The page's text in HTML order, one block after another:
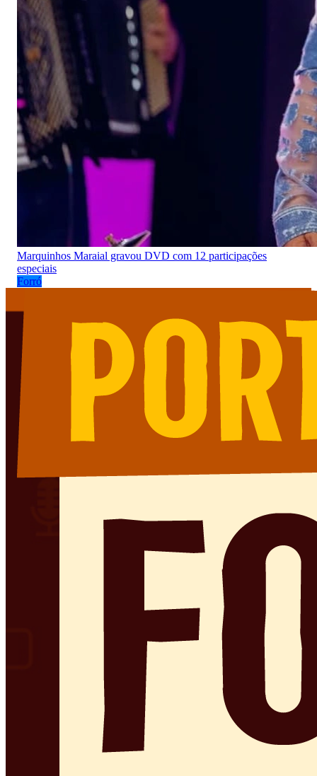
Marquinhos Maraial gravou DVD com 12 participações
especiais
Forró